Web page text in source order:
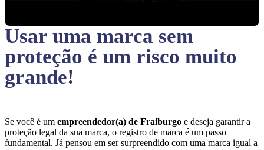
Usar uma marca sem
proteção é um risco muito
grande!
Se você é um empreendedor(a) de Fraiburgo e deseja garantir a
proteção legal da sua marca, o registro de marca é um passo
fundamental. Já pensou em ser surpreendido com uma marca igual a